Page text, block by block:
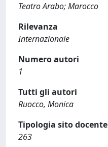
Teatro Arabo; Marocco
Rilevanza
Internazionale
Numero autori
1
Tutti gli autori
Ruocco, Monica
Tipologia sito docente
263